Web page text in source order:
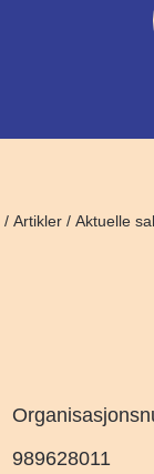
/ Artikler / Aktuelle
989628011